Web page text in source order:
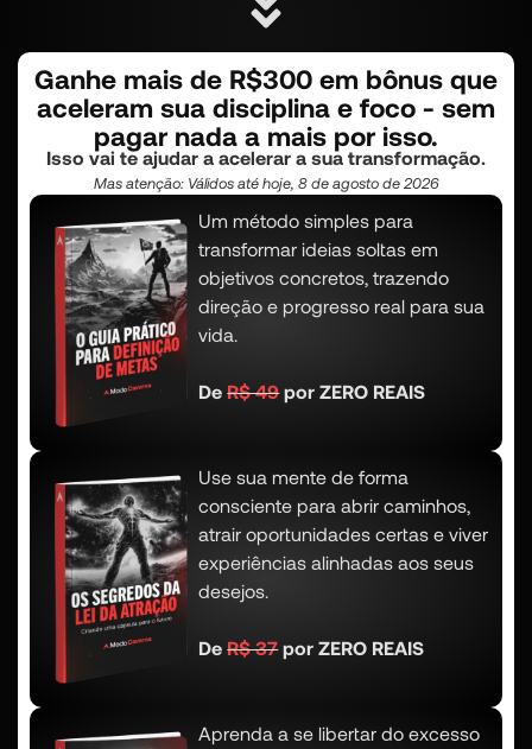
Ganhe mais de R$300 em bônus que
aceleram sua disciplina e foco - sem
pagar nada a mais por isso.
Isso vai te ajudar a acelerar a sua transformação.
Mas atenção: Válidos até hoje, 8 de agosto de 2026
Um método simples para
transformar ideias soltas em
objetivos concretos, trazendo
direção e progresso real para sua
vida.
DeR$ 49por ZERO REAIS
Use sua mente de forma
consciente para abrir caminhos,
atrair oportunidades certas e viver
experiências alinhadas aos seus
desejos.
DeR$ 37por ZERO REAIS
Aprenda a se libertar do excesso